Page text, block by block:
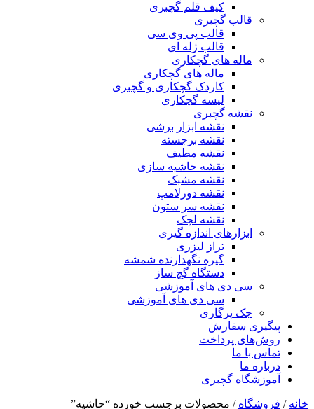
کیف قلم گچبری
قالب گچبری
قالب پی وی سی
قالب ژله ای
ماله های گچکاری
ماله های گچکاری
کاردک گچکاری و گچبری
لیسه گچکاری
نقشه گچبری
نقشه ابزار برشی
نقشه برجسته
نقشه مطیف
نقشه حاشیه سازی
نقشه مشبک
نقشه دورلامپ
نقشه سر ستون
نقشه لچک
ابزارهای اندازه گیری
تراز لیزری
گیره نگهدارنده شمشه
دستگاه گچ ساز
سی دی های آموزشی
سی دی های آموزشی
جک پرگاری
پیگیری سفارش
روش‌های پرداخت
تماس با ما
درباره ما
آموزشگاه گچبری
خانه / فروشگاه / محصولات برچسب خورده “حاشیه”